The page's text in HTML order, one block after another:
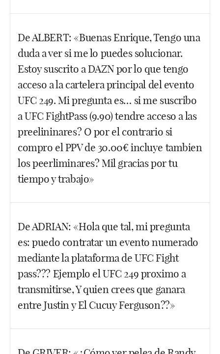
importantes y los menos importantes (creo que
cuelgan los combates preliminares, esos te los
pierdes siempre. Aparte, los eventos de Bellator,
también los suelen subir.
Facebook
Twitter
WhatsApp
que siempre. En los eventos menos importantes
como este de Woodley vs. Covington solo tienes la
opción audio original en inglés.
Facebook
Twitter
WhatsApp
De ALBERT: «Buenas Enrique, Tengo una
duda a ver si me lo puedes solucionar.
Estoy suscrito a DAZN por lo que tengo
acceso a la cartelera principal del evento
UFC 249. Mi pregunta es… si me suscribo
a UFC FightPass (9.90) tendre acceso a las
preelininares? O por el contrario si
compro el PPV de 30.00€ incluye tambien
los peerliminares? Mil gracias por tu
tiempo y trabajo»
perder los preliminares! No tengo dudas de que con
el Fight Pass SÍ tienes acceso a todos los
preliminares y, por supuesto, NO almain card
Siempre ha sido así. Respecto a si comprando el
evento puedes ver los
dudas. Creo que no. Pero bueno, tu jugada sería
tirar de DAZN y el Fight Pass.
Facebook
Twitter
WhatsApp
De ADRIAN: «Hola que tal, mi pregunta
es: puedo contratar un evento numerado
mediante la plataforma de UFC Fight
pass??? Ejemplo el UFC 249 proximo a
transmitirse, Y quien crees que ganara
entre Justin y El Cucuy Ferguson??»